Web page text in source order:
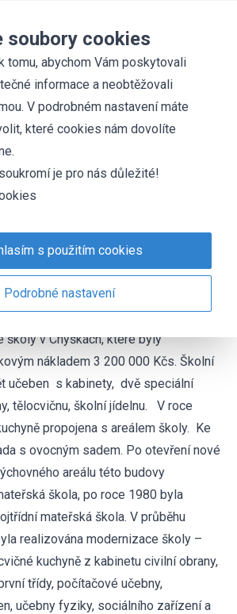
škola
na chudém a kamenitém Chyšecku
osob již od počátku 18. století.
ve staré dřevěné budově. Až teprve
základní kámen a bylo započato
významným mezníkem byl rok 1921,
měšťanská škola. Stavba nových
po vypracování projektu zahájena 1.
1962 byly slavnostně otevřeny budovy
školy v Chyškách, které byly
nákladem 3 200 000 Kčs. Školní
učeben s kabinety, dvě speciální
tělocvičnu, školní jídelnu. V roce
propojena s areálem školy. Ke
s ovocným sadem. Po otevření nové
areálu této budovy
škola, po roce 1980 byla
mateřská škola. V průběhu
realizována modernizace školy –
kuchyně z kabinetu civilní obrany,
třídy, počítačové učebny,
učebny fyziky, sociálního zařízení a
soubory cookies
tomu, abychom Vám poskytovali
informace a neobtěžovali
V podrobném nastavení máte
které cookies nám dovolíte
je pro nás důležité!
s použitím cookies
Podrobné nastavení